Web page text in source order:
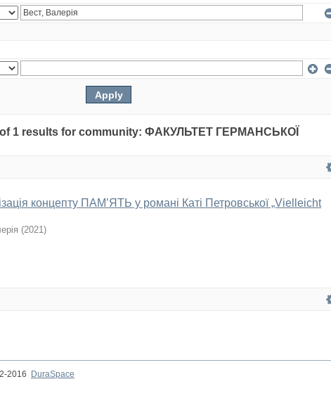
1 results for community: ФАКУЛЬТЕТ ГЕРМАНСЬКОЇ
концепту ПАМ’ЯТЬ у романі Каті Петровської „Vielleicht
(2021)
2016 DuraSpace